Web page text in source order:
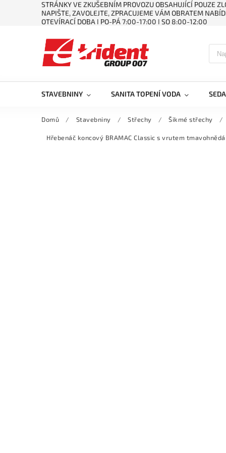
STRÁNKY VE ZKUŠEBNÍM PROVOZU OBSAHUJÍCÍ POUZE
NAPIŠTE, ZAVOLEJTE, ZPRACUJEME VÁM OBRATEM
OTEVÍRACÍ DOBA ǀ PO-PÁ 7:00-17:00 ǀ SO 8:00-12:00
STAVEBNINY SANITA TOPENÍ VODA
Domů / Stavebniny / Střechy / Šikmé střechy /
Hřebenáč koncový BRAMAC Classic s vrutem tmavohnědá